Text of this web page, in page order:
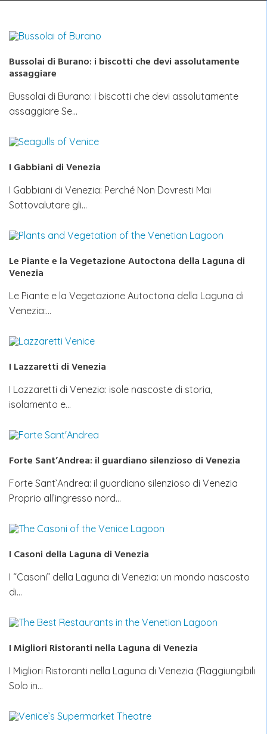
Bussolai di Burano: i biscotti che devi assolutamente
assaggiare
Bussolai di Burano: i biscotti che devi assolutamente
assaggiare Se…
I Gabbiani di Venezia
I Gabbiani di Venezia: Perché Non Dovresti Mai
Sottovalutare gli…
Le Piante e la Vegetazione Autoctona della Laguna di
Venezia
Le Piante e la Vegetazione Autoctona della Laguna di
Venezia:…
I Lazzaretti di Venezia
I Lazzaretti di Venezia: isole nascoste di storia,
isolamento e…
Forte Sant’Andrea: il guardiano silenzioso di Venezia
Forte Sant’Andrea: il guardiano silenzioso di Venezia
Proprio all’ingresso nord…
I Casoni della Laguna di Venezia
I “Casoni” della Laguna di Venezia: un mondo nascosto
di…
I Migliori Ristoranti nella Laguna di Venezia
I Migliori Ristoranti nella Laguna di Venezia (Raggiungibili
Solo in…